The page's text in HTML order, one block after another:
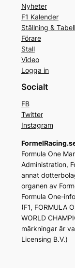
Nyheter
F1 Kalender
Ställning &
Förare
Stall
Video
Logga in
Socialt
FB
Twitter
Instagram
Formula One
Administration,
annat
organen av
Formula One-
(F1, FORMULA
WORLD
märkningar är
Licensing B.V.)